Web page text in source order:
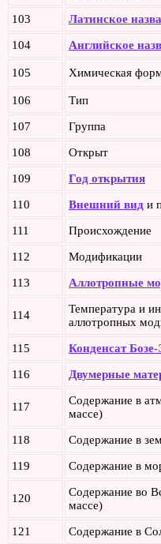
103 Латинское
104 Английское
105 Химическая
106 Тип
107 Группа
108 Открыт
109 Год открытия
110 Внешний вид и
111 Происхождение
112 Модификации
113 Аллотропные
114
Температура и
аллотропных
115 Конденсат
116 Двумерные
117
Содержание в
массе)
118 Содержание в
119 Содержание в
120
Содержание во
массе)
121 Содержание в